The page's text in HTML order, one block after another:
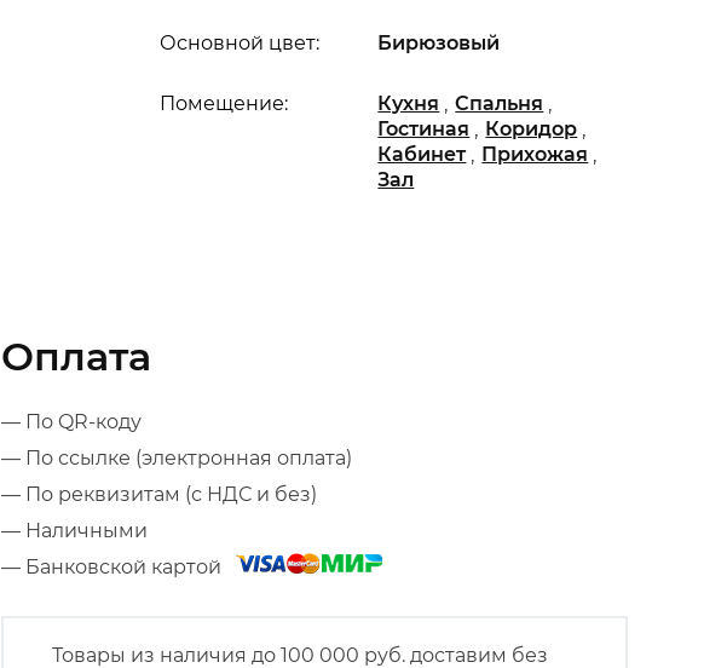
Основной цвет: Бирюзовый
Помещение: Кухня ,Спальня ,
Гостиная , Коридор ,
Кабинет , Прихожая ,
Зал
Оплата
— По QR-коду
— По ссылке (электронная оплата)
— По реквизитам (с НДС и без)
— Наличными
— Банковской картой
Товары из наличия до 100 000 руб. доставим без